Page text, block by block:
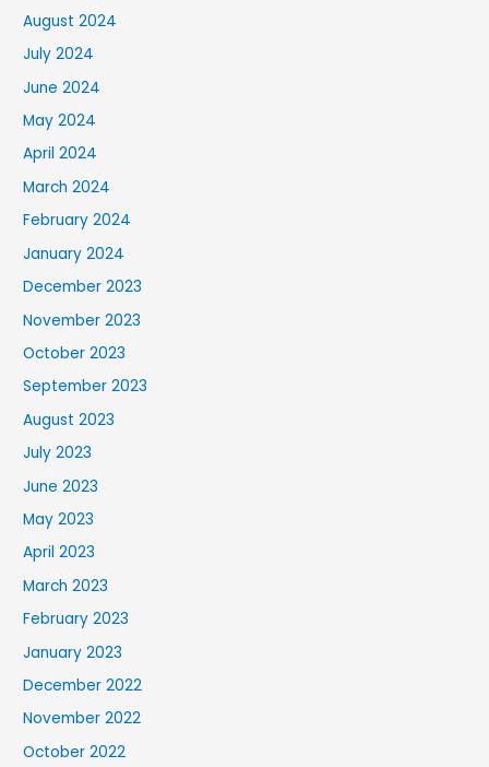
August 2024
July 2024
June 2024
May 2024
April 2024
March 2024
February 2024
January 2024
December 2023
November 2023
October 2023
September 2023
August 2023
July 2023
June 2023
May 2023
April 2023
March 2023
February 2023
January 2023
December 2022
November 2022
October 2022